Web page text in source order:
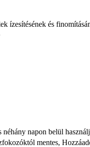
ízesítésének és
néhány napon belül
mentes,